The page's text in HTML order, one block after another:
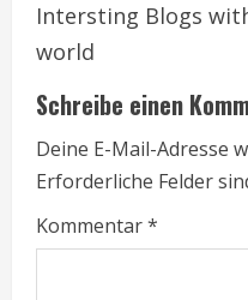
Intersting Blogs
world
Schreibe einen
Deine E-Mail-Adresse
Erforderliche Felder
Kommentar*